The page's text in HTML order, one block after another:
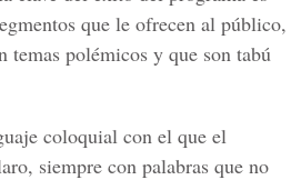
que le ofrecen al público,
temas polémicos y que son tabú
coloquial con el que el
siempre con palabras que no